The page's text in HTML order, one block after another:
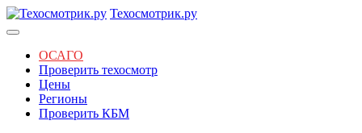
Техосмотрик.ру
ОСАГО
Проверить техосмотр
Цены
Регионы
Проверить КБМ